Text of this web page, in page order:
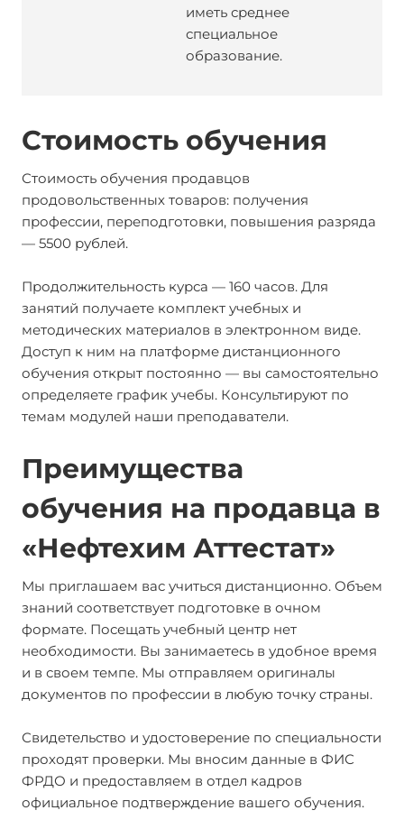
иметь среднее
специальное
образование.
Стоимость обучения
Стоимость обучения продавцов
продовольственных товаров: получения
профессии, переподготовки, повышения разряда
— 5500 рублей.
Продолжительность курса — 160 часов. Для
занятий получаете комплект учебных и
методических материалов в электронном виде.
Доступ к ним на платформе дистанционного
обучения открыт постоянно — вы самостоятельно
определяете график учебы. Консультируют по
темам модулей наши преподаватели.
Преимущества
обучения на продавца в
«Нефтехим Аттестат»
Мы приглашаем вас учиться дистанционно. Объем
знаний соответствует подготовке в очном
формате. Посещать учебный центр нет
необходимости. Вы занимаетесь в удобное время
и в своем темпе. Мы отправляем оригиналы
документов по профессии в любую точку страны.
Свидетельство и удостоверение по специальности
проходят проверки. Мы вносим данные в ФИС
ФРДО и предоставляем в отдел кадров
официальное подтверждение вашего обучения.